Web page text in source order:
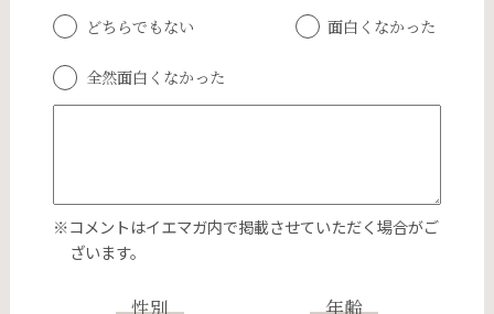
どちらでもない 面白くなかった
全然面白くなかった
※コメントはイエマガ内で掲載させていただく場合がご
ざいます。
性別 年齢